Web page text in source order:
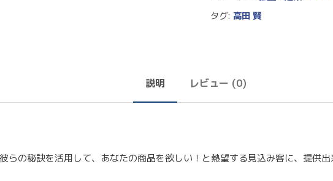
タグ: 高田 賢
説明 レビュー (0)
らの秘訣を活用して、あなたの商品を欲しい！と熱望する見込み客に、提供